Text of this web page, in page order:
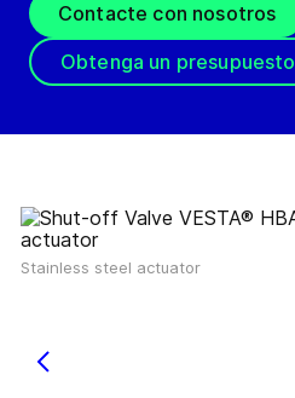
Contacte con nosotros
Obtenga un presupuesto
Stainless steel actuator